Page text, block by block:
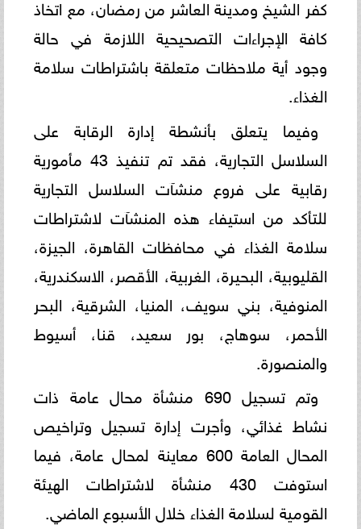
كفر الشيخ ومدينة العاشر من رمضان، مع اتخاذ
كافة الإجراءات التصحيحية اللازمة في حالة
وجود أية ملاحظات متعلقة باشتراطات سلامة
الغذاء.
وفيما يتعلق بأنشطة إدارة الرقابة على
السلاسل التجارية، فقد تم تنفيذ 43 مأمورية
رقابية على فروع منشآت السلاسل التجارية
للتأكد من استيفاء هذه المنشآت لاشتراطات
سلامة الغذاء في محافظات القاهرة، الجيزة،
القليوبية، البحيرة، الغربية، الأقصر، الاسكندرية،
المنوفية، بني سويف، المنيا، الشرقية، البحر
الأحمر، سوهاج، بور سعيد، قنا، أسيوط
والمنصورة.
وتم تسجيل 690 منشأة محال عامة ذات
نشاط غذائي، وأجرت إدارة تسجيل وتراخيص
المحال العامة 600 معاينة لمحال عامة، فيما
استوفت 430 منشأة لاشتراطات الهيئة
القومية لسلامة الغذاء خلال الأسبوع الماضي.